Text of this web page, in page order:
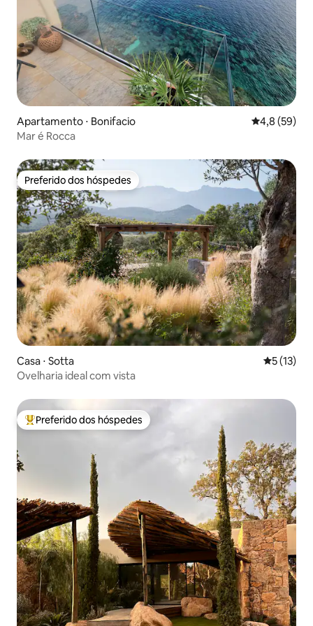
Apartamento ⋅ Bonifacio 4,8 de uma
4,8 (59)
Mar é Rocca
Preferido dos hóspedes
Preferido dos hóspedes
Casa ⋅ Sotta 5 de uma
5 (13)
Ovelharia ideal com vista
Entre os melhores preferidos dos hóspedes
Preferido dos hóspedes